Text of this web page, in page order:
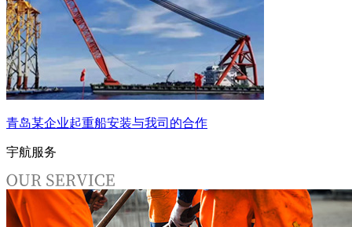
青岛某企业起重船安装与我司的合作
宇航服务